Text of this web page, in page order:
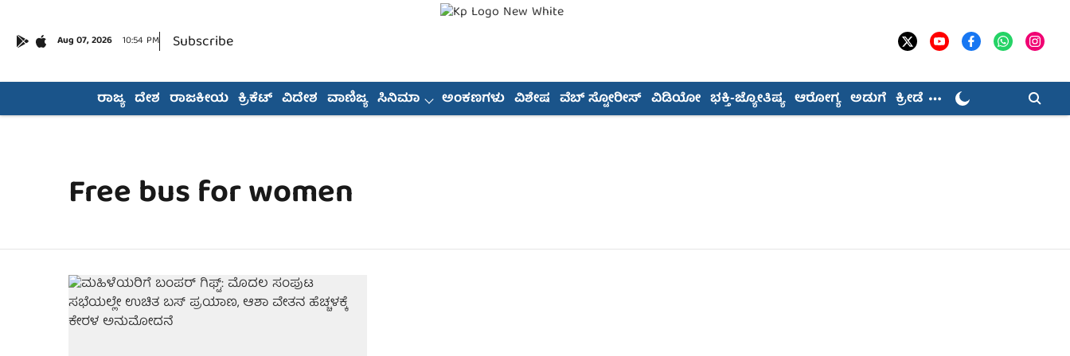
Aug 07, 2026 10:54 PM Subscribe
ರಾಜ್ಯ ದೇಶ ರಾಜಕೀಯ ಕ್ರಿಕೆಟ್ ವಿದೇಶ ವಾಣಿಜ್ಯ ಸಿನಿಮಾ ಅಂಕಣಗಳು ವಿಶೇಷ ವೆಬ್ ಸ್ಟೋರೀಸ್ ವಿಡಿಯೋ ಭಕ್ತಿ-ಜ್ಯೋತಿಷ್ಯ ಆರೋಗ್ಯ ಅಡುಗೆ ಕ್ರೀಡೆ
Free bus for women